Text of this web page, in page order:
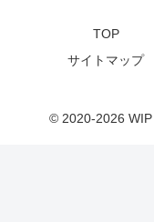
TOP
サイトマップ
© 2020-2026